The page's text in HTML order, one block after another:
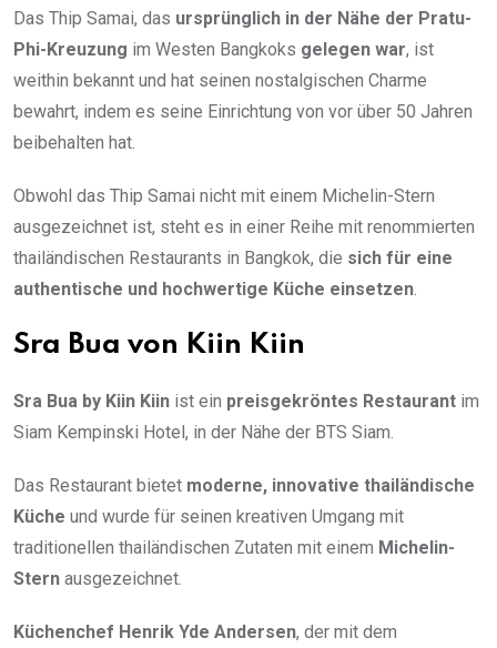
Das Thip Samai, das ursprünglich in der Nähe der Pratu-
Phi-Kreuzung im Westen Bangkoks gelegen war, ist
weithin bekannt und hat seinen nostalgischen Charme
bewahrt, indem es seine Einrichtung von vor über 50 Jahren
beibehalten hat.
Obwohl das Thip Samai nicht mit einem Michelin-Stern
ausgezeichnet ist, steht es in einer Reihe mit renommierten
thailändischen Restaurants in Bangkok, die sich für eine
authentische und hochwertige Küche einsetzen
Sra Bua von Kiin Kiin
Sra Bua by Kiin Kiin ist ein preisgekröntes Restaurant im
Siam Kempinski Hotel, in der Nähe der BTS Siam.
Das Restaurant bietet moderne, innovative thailändische
Küche und wurde für seinen kreativen Umgang mit
traditionellen thailändischen Zutaten mit einem Michelin-
Stern ausgezeichnet.
Küchenchef Henrik Yde Andersen, der mit dem